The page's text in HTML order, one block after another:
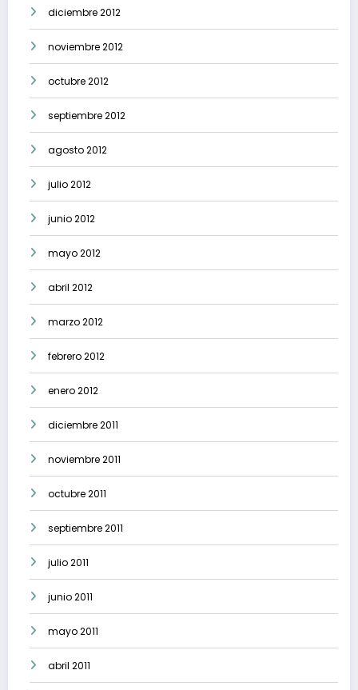
diciembre 2012
noviembre 2012
octubre 2012
septiembre 2012
agosto 2012
julio 2012
junio 2012
mayo 2012
abril 2012
marzo 2012
febrero 2012
enero 2012
diciembre 2011
noviembre 2011
octubre 2011
septiembre 2011
julio 2011
junio 2011
mayo 2011
abril 2011